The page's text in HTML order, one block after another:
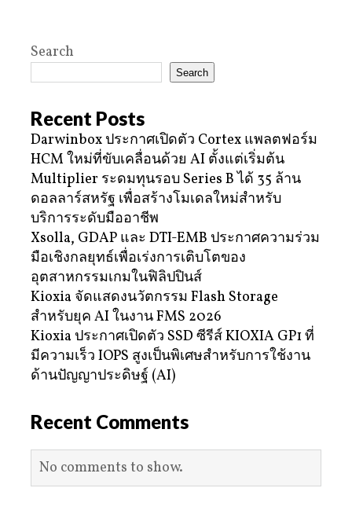
Search
Search
Recent Posts
Darwinbox ประกาศเปิดตัว Cortex แพลตฟอร์ม
HCM ใหม่ที่ขับเคลื่อนด้วย AI ตั้งแต่เริ่มต้น
Multiplier ระดมทุนรอบ Series B ได้ 35 ล้าน
ดอลลาร์สหรัฐ เพื่อสร้างโมเดลใหม่สำหรับ
บริการระดับมืออาชีพ
Xsolla, GDAP และ DTI-EMB ประกาศความร่วม
มือเชิงกลยุทธ์เพื่อเร่งการเติบโตของ
อุตสาหกรรมเกมในฟิลิปปินส์
Kioxia จัดแสดงนวัตกรรม Flash Storage
สำหรับยุค AI ในงาน FMS 2026
Kioxia ประกาศเปิดตัว SSD ซีรีส์ KIOXIA GP1 ที่
มีความเร็ว IOPS สูงเป็นพิเศษสำหรับการใช้งาน
ด้านปัญญาประดิษฐ์ (AI)
Recent Comments
No comments to show.